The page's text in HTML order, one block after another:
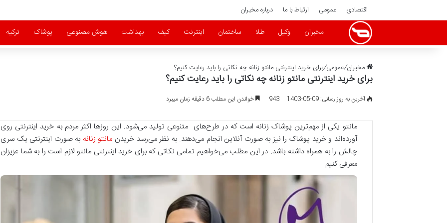
اقتصادی عمومی ارتباط با ما درباره مخبران
مخبران وکیل طلا ساختمان اینترنت کیف بهداشت هوش مصنوعی پوشاک ترکیه
مخبران/عمومی/برای خرید اینترنتی مانتو زنانه چه نکاتی را باید رعایت کنیم؟
برای خرید اینترنتی مانتو زنانه چه نکاتی را باید رعایت کنیم؟
آخرین به روز رسانی: 09-05-1403 943 خواندن این مطلب 6 دقیقه زمان میبرد
مانتو یکی از مهم‌ترین پوشاک زنانه است که در طرح‌های متنوعی تولید می‌شود. این روز‌ها اکثر مردم به خرید اینترنتی روی
آورده‌اند و خرید پوشاک را نیز به صورت آنلاین انجام می‌دهند. به نظر می‌رسد خریدن مانتو زنانه به صورت اینترنتی یک سری
چالش را به همراه داشته باشد. در این مطلب می‌خواهیم تمامی نکاتی که برای خرید اینترنتی مانتو لازم است را به شما عزیزان
معرفی کنیم.